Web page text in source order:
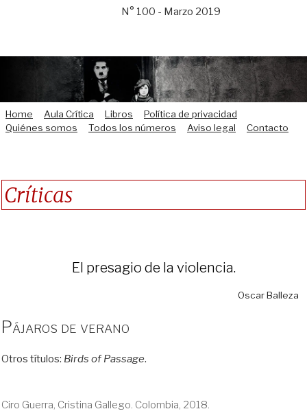
N° 100 - Marzo 2019
Home Aula Crítica Libros
Política de privacidad
Quiénes somos
Todos los números Aviso legal Contacto
Críticas
El presagio de la violencia.
Oscar Balleza
Pájaros de verano
Otros títulos: Birds of Passage.
Ciro Guerra, Cristina Gallego. Colombia, 2018.